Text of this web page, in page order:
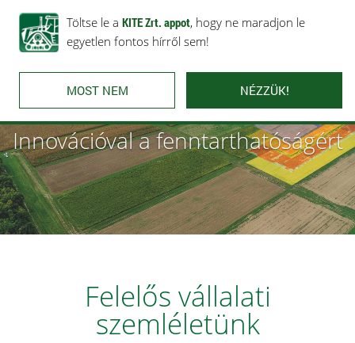
Töltse le a KITE Zrt. appot, hogy ne maradjon le
egyetlen fontos hírről sem!
MOST NEM NÉZZÜK!
Rólunk Ajánlataink Karrier Kapcsolat
Innovációval a fenntarthatóságért
Felelős vállalati
szemléletünk